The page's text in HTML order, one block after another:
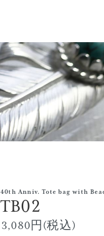
40th Anniv. Tote bag with
TB02
3,080円(税込)